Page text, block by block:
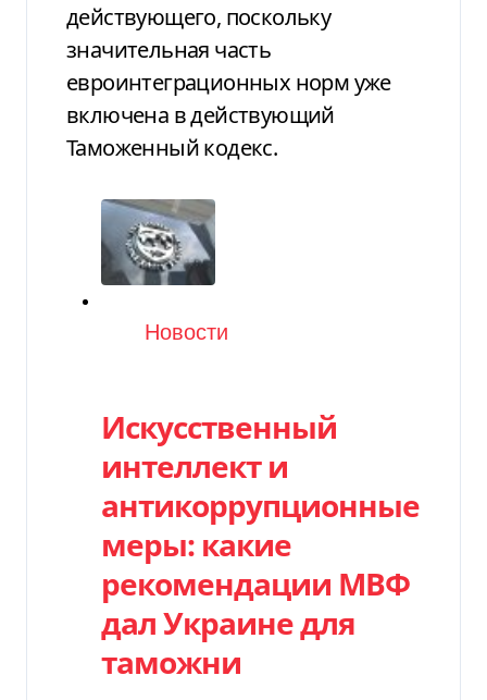
действующего, поскольку
значительная часть
евроинтеграционных норм уже
включена в действующий
Таможенный кодекс.
Категория
Новости
Искусственный
интеллект и
антикоррупционные
меры: какие
рекомендации МВФ
дал Украине для
таможни